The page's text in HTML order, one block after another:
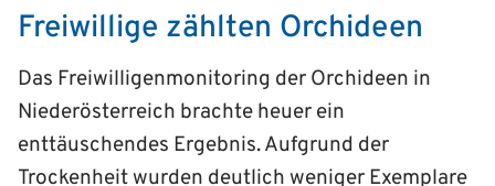
Freiwillige zählten Orchideen
Das Freiwilligenmonitoring der Orchideen in
Niederösterreich brachte heuer ein
enttäuschendes Ergebnis. Aufgrund der
Trockenheit wurden deutlich weniger Exemplare